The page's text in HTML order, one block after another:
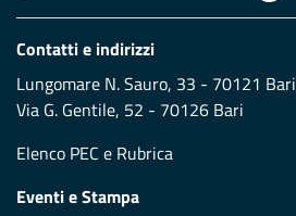
Contatti e indirizzi
Lungomare N. Sauro, 33 - 70121 Bari
Via G. Gentile, 52 - 70126 Bari
Elenco PEC e Rubrica
Eventi e Stampa